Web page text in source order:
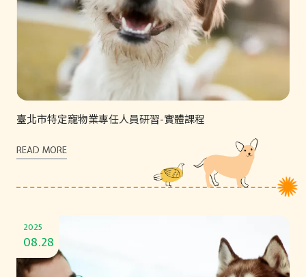
臺北市特定寵物業專任人員研習-實體課程
READ MORE
2025
08.28